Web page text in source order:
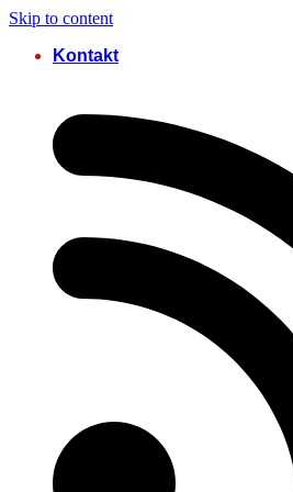
Skip to content
Kontakt